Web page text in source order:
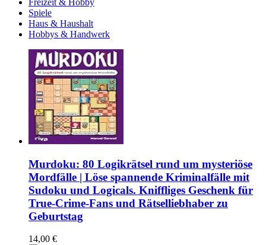
Spiele
Haus & Haushalt
Hobbys & Handwerk
Murdoku: 80 Logikrätsel rund um mysteriöse
Mordfälle | Löse spannende Kriminalfälle mit
Sudoku und Logicals. Kniffliges Geschenk für
True-Crime-Fans und Rätselliebhaber zu
Geburtstag
14,00 €